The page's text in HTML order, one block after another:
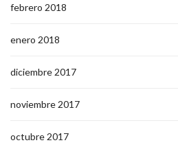
febrero 2018
enero 2018
diciembre 2017
noviembre 2017
octubre 2017